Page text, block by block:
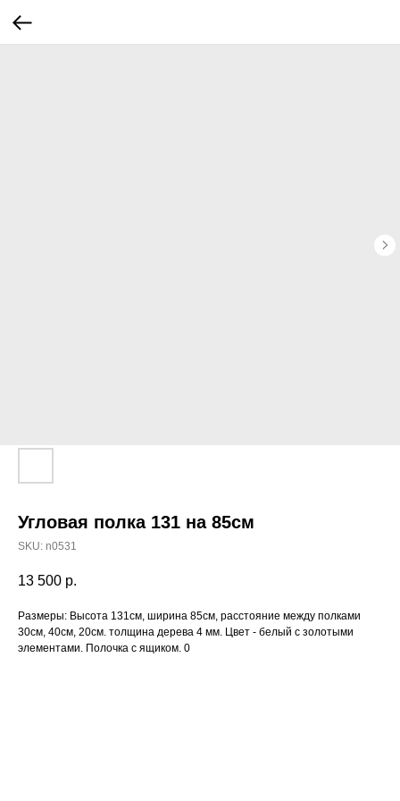
Угловая полка 131 на 85см
SKU: n0531
13 500 р.
Размеры: Высота 131см, ширина 85см, расстояние между полками
30см, 40см, 20см. толщина дерева 4 мм. Цвет - белый с золотыми
элементами. Полочка с ящиком. 0